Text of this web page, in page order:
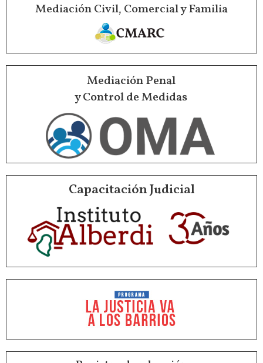
Mediación Civil, Comercial y Familia
Mediación Penal
y Control de Medidas
Capacitación Judicial